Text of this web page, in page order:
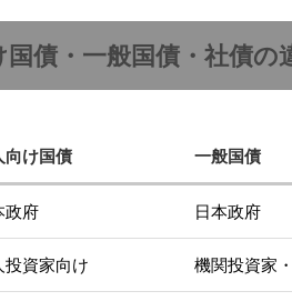
債・一般国債・社債の
向け国債 一般国債
政府 日本政府
投資家向け 機関投資家